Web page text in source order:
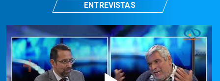
ENTREVISTAS